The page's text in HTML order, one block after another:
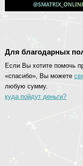
Для благодарных
Если Вы хотите помочь
«спасибо», Вы можете
любую сумму.
куда пойдут деньги?